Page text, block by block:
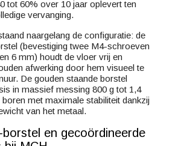
tot 60% over 10 jaar oplevert ten
vervanging.
naargelang de configuratie: de
(bevestiging twee M4-schroeven
6 mm) houdt de vloer vrij en
afwerking door hem visueel te
De gouden staande borstel
in massief messing 800 g tot 1,4
met maximale stabiliteit dankzij
van het metaal.
en gecoördineerde